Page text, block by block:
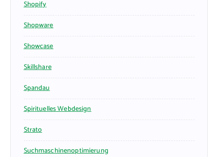
Shopify
Shopware
Showcase
Skillshare
Spandau
Spirituelles Webdesign
Strato
Suchmaschinenoptimierung